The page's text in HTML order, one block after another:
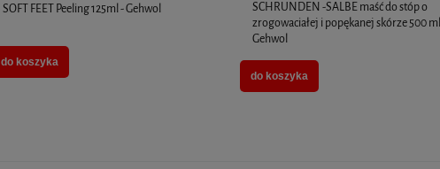
SOFT FEET Peeling 125ml - Gehwol
do koszyka
SCHRUNDEN -SALBE maść do stóp o
zrogowaciałej i popękanej skórze 500
Gehwol
do koszyka